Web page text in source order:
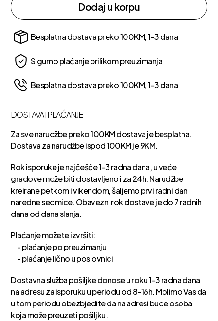
Dodaj u korpu
Besplatna dostava preko 100KM, 1-3 dana
Sigurno plaćanje prilikom preuzimanja
Besplatna dostava preko 100KM, 1-3 dana
DOSTAVA I PLAĆANJE
Za sve narudžbe preko 100KM dostava je besplatna.
Dostava za narudžbe ispod 100KM je 9KM.
Rok isporuke je najčešče 1-3 radna dana, u veće
gradove može biti dostavljeno i za 24h. Narudžbe
kreirane petkom i vikendom, šaljemo prvi radni dan
naredne sedmice. Obavezni rok dostave je do 7 radnih
dana od dana slanja.
Plaćanje možete izvršiti:
- plaćanje po preuzimanju
- plaćanje lično u poslovnici
Dostavna služba pošiljke donose u roku 1-3 radna dana
na adresu za isporuku u periodu od 8-16h. Molimo Vas da
u tom periodu obezbjedite da na adresi bude osoba
koja može preuzeti pošiljku.